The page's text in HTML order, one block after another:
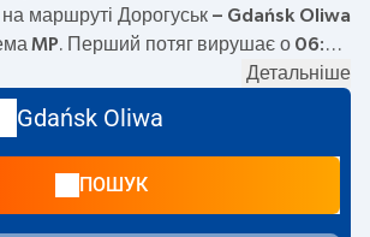
маршруті Дорогуськ – Gdańsk Oliwa
MP . Перший потяг вирушає о 06:00
інші потяги перевізника PKP
Детальніше
Gdańsk Oliwa
ПОШУК